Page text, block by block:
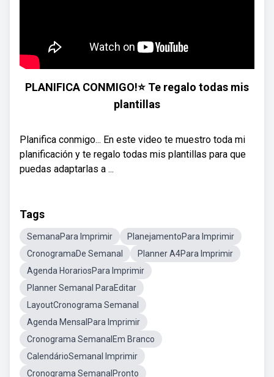
PLANIFICA CONMIGO!⭐️ Te regalo todas mis
plantillas
Planifica conmigo... En este video te muestro toda mi
planificación y te regalo todas mis plantillas para que
puedas adaptarlas a ...
Tags
SemanaPara Imprimir
PlanejamentoPara Imprimir
CronogramaDe Semanal
Planner A4Para Imprimir
Agenda HorariosPara Imprimir
Planner Semanal ParaEditar
LayoutCronograma Semanal
Agenda MensalPara Imprimir
Cronograma SemanalEm Branco
CalendárioSemanal Imprimir
Cronograma SemanalPronto